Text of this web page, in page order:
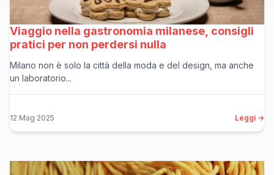
Viaggio nella gastronomia milanese, consigli
pratici per non perdersi nulla
Milano non è solo la città della moda e del design, ma anche
un laboratorio...
12 Mag 2025 Leggi →